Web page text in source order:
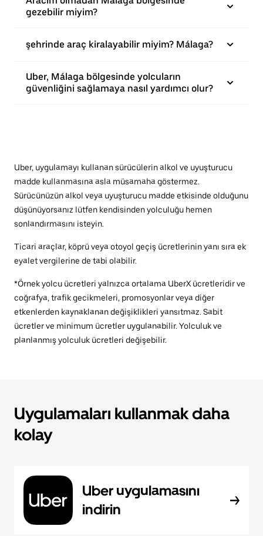
gezebilir miyim?
şehrinde araç kiralayabilir miyim? Málaga?
Uber, Málaga bölgesinde yolcuların
güvenliğini sağlamaya nasıl yardımcı olur?
Uber, uygulamayı kullanan sürücülerin alkol ve uyuşturucu
madde kullanmasına asla müsamaha göstermez.
Sürücünüzün alkol veya uyuşturucu madde etkisinde olduğunu
düşünüyorsanız lütfen kendisinden yolculuğu hemen
sonlandırmasını isteyin.
Ticari araçlar, köprü veya otoyol geçiş ücretlerinin yanı sıra ek
eyalet vergilerine de tabi olabilir.
*Örnek yolcu ücretleri yalnızca ortalama UberX ücretleridir ve
coğrafya, trafik gecikmeleri, promosyonlar veya diğer
etkenlerden kaynaklanan değişiklikleri yansıtmaz. Sabit
ücretler ve minimum ücretler uygulanabilir. Yolculuk ve
planlanmış yolculuk ücretleri değişebilir.
Uygulamaları kullanmak daha
kolay
Uber uygulamasını
indirin